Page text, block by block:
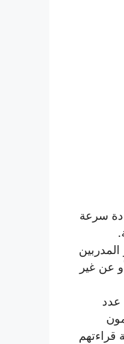
سرعة
عن غير
عدد
قراءتهم